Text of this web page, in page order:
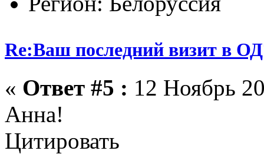
Re:Ваш последний визит в
« Ответ #5 : 12 Ноябрь
Анна!
Цитировать